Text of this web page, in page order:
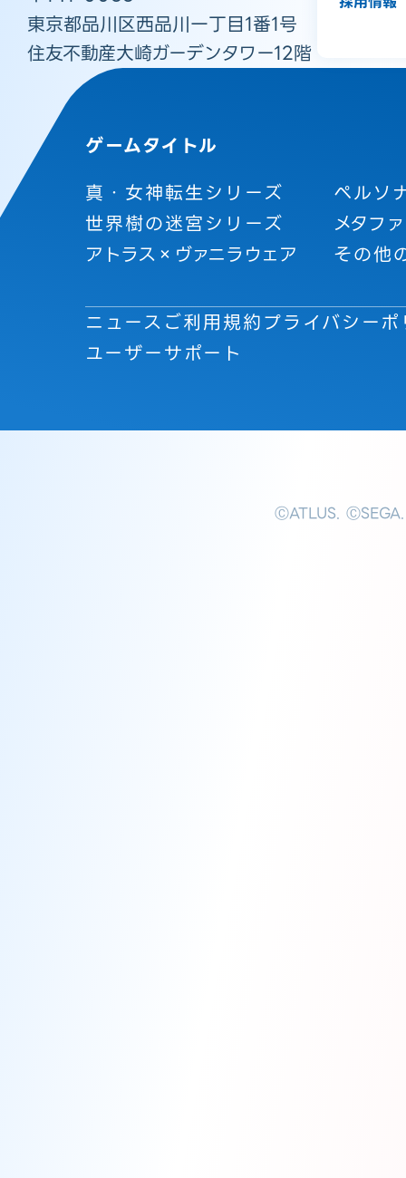
東京都品川区西品川一丁目1番1号
住友不動産大崎ガーデンタワー12階
ゲームタイトル
真・女神転生シリーズ
ペルソ
世界樹の迷宮シリーズ
メタフ
アトラス×ヴァニラウェア
その他
ニュースご利用規約プライバシー
ユーザーサポート
ⒸATLUS. ⒸSEGA.